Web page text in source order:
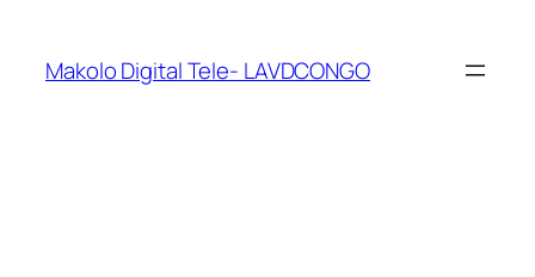
Makolo Digital Tele- LAVDCONGO